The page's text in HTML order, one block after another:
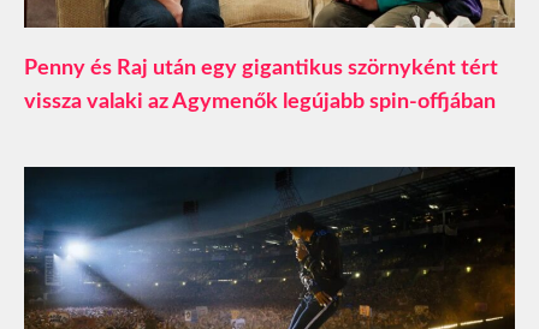
Penny és Raj után egy gigantikus szörnyként tért
vissza valaki az Agymenők legújabb spin-offjában